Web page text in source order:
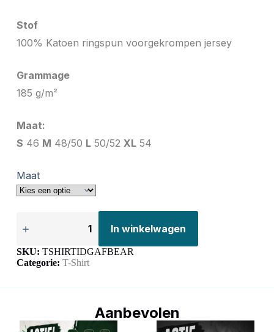
Stof
100% Katoen ringspun voorgekrompen jersey
Grammage
185 g/m²
Maat:
S 46 M 48/50 L50/52 XL54
Maat
In winkelwagen
SKU: TSHIRTIDGAFBEAR
Categorie: T-Shirt
Aanbevolen